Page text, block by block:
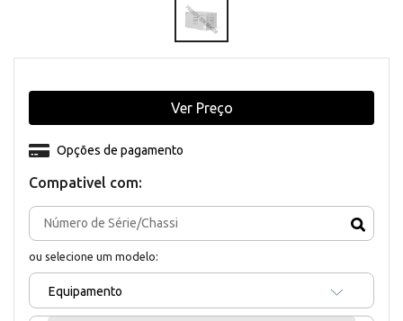
Compativel com:
ou selecione um modelo:
Equipamento
Opções de pagamento
Ver Preço